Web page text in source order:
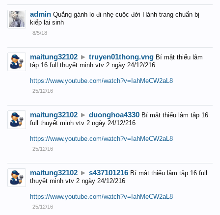
admin Quẳng gánh lo đi nhẹ cuộc đời Hành trang chuẩn bị
kiếp lai sinh
8/5/18
maitung32102 ► truyen01thong.vng Bí mật thiếu lâm
tập 16 full thuyết minh vtv 2 ngày 24/12/216
https://www.youtube.com/watch?v=IahMeCW2aL8
25/12/16
maitung32102 ► duonghoa4330 Bí mật thiếu lâm tập 16
full thuyết minh vtv 2 ngày 24/12/216
https://www.youtube.com/watch?v=IahMeCW2aL8
25/12/16
maitung32102 ► s437101216 Bí mật thiếu lâm tập 16 full
thuyết minh vtv 2 ngày 24/12/216
https://www.youtube.com/watch?v=IahMeCW2aL8
25/12/16